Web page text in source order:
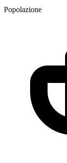
Popolazione